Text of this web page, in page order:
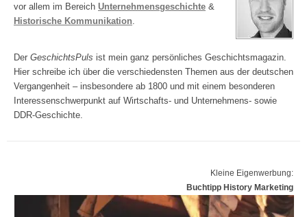
vor allem im Bereich Unternehmensgeschichte &
Historische Kommunikation
Der GeschichtsPuls ist mein ganz persönliches Geschichtsmagazin.
Hier schreibe ich über die verschiedensten Themen aus der deutschen
Vergangenheit – insbesondere ab 1800 und mit einem besonderen
Interessenschwerpunkt auf Wirtschafts- und Unternehmens- sowie
DDR-Geschichte.
Kleine Eigenwerbung:
Buchtipp History Marketing